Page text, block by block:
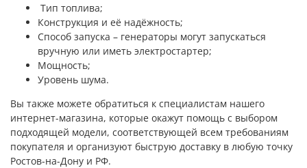
Тип топлива;
Конструкция и её надёжность;
Способ запуска – генераторы могут запускаться
вручную или иметь электростартер;
Мощность;
Уровень шума.
Вы также можете обратиться к специалистам нашего
интернет-магазина, которые окажут помощь с выбором
подходящей модели, соответствующей всем требованиям
покупателя и организуют быструю доставку в любую точку
Ростов-на-Дону и РФ.